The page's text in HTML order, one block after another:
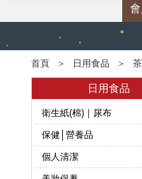
首頁 ＞ 日用食品 ＞
日用食品
衛生紙(棉)｜尿布
保健│營養品
個人清潔